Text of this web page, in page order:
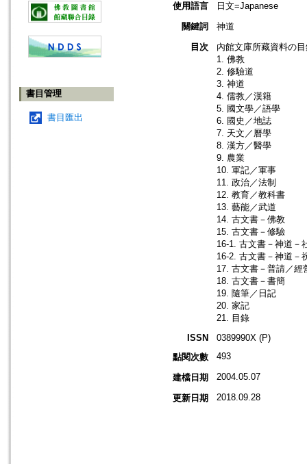
書目管理
書目匯出
使用語言
日文=Japanese
關鍵詞
神道
目次
內館文庫所藏資料の
1. 佛教
2. 修驗道
3. 神道
4. 儒教／漢籍
5. 國文學／語學
6. 國史／地誌
7. 天文／曆學
8. 漢方／醫學
9. 農業
10. 軍記／軍事
11. 政治／法制
12. 教育／教科書
13. 藝能／武道
14. 古文書－佛教
15. 古文書－修驗
16-1. 古文書－神道－
16-2. 古文書－神道－
17. 古文書－普請／經
18. 古文書－書簡
19. 隨筆／日記
20. 家記
21. 目錄
ISSN
0389990X (P)
點閱次數
493
建檔日期 2004.05.07
更新日期 2018.09.28